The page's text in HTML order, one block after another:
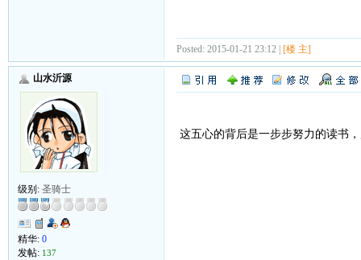
Posted: 2015-01-21 23:12 | [楼 主]
山水沂源
级别: 圣骑士
精华: 0
发帖: 137
这五心的背后是一步步努力的读书